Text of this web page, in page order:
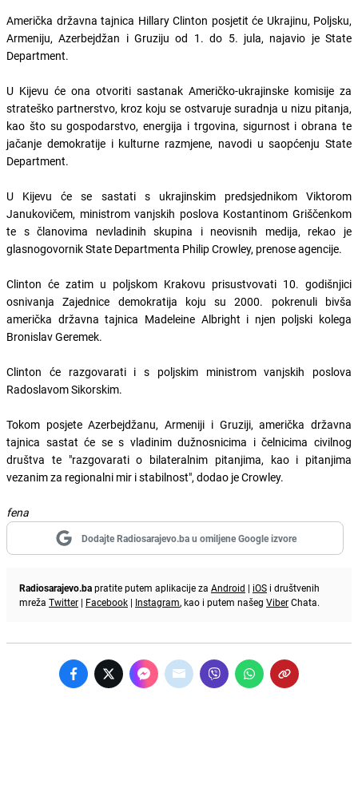
Američka državna tajnica Hillary Clinton posjetit će Ukrajinu, Poljsku,
Armeniju, Azerbejdžan i Gruziju od 1. do 5. jula, najavio je State
Department.
U Kijevu će ona otvoriti sastanak Američko-ukrajinske komisije za
strateško partnerstvo, kroz koju se ostvaruje suradnja u nizu pitanja,
kao što su gospodarstvo, energija i trgovina, sigurnost i obrana te
jačanje demokratije i kulturne razmjene, navodi u saopćenju State
Department.
U Kijevu će se sastati s ukrajinskim predsjednikom Viktorom
Janukovičem, ministrom vanjskih poslova Kostantinom Griščenkom
te s članovima nevladinih skupina i neovisnih medija, rekao je
glasnogovornik State Departmenta Philip Crowley, prenose agencije.
Clinton će zatim u poljskom Krakovu prisustvovati 10. godišnjici
osnivanja Zajednice demokratija koju su 2000. pokrenuli bivša
američka državna tajnica Madeleine Albright i njen poljski kolega
Bronislav Geremek.
Clinton će razgovarati i s poljskim ministrom vanjskih poslova
Radoslavom Sikorskim.
Tokom posjete Azerbejdžanu, Armeniji i Gruziji, američka državna
tajnica sastat će se s vladinim dužnosnicima i čelnicima civilnog
društva te "razgovarati o bilateralnim pitanjima, kao i pitanjima
vezanim za regionalni mir i stabilnost", dodao je Crowley.
fena
Dodajte Radiosarajevo.ba u omiljene Google izvore
Radiosarajevo.bapratite putem aplikacije za Android | iOS i društvenih
mreža Twitter | Facebook | Instagram, kao i putem našeg ViberChata.